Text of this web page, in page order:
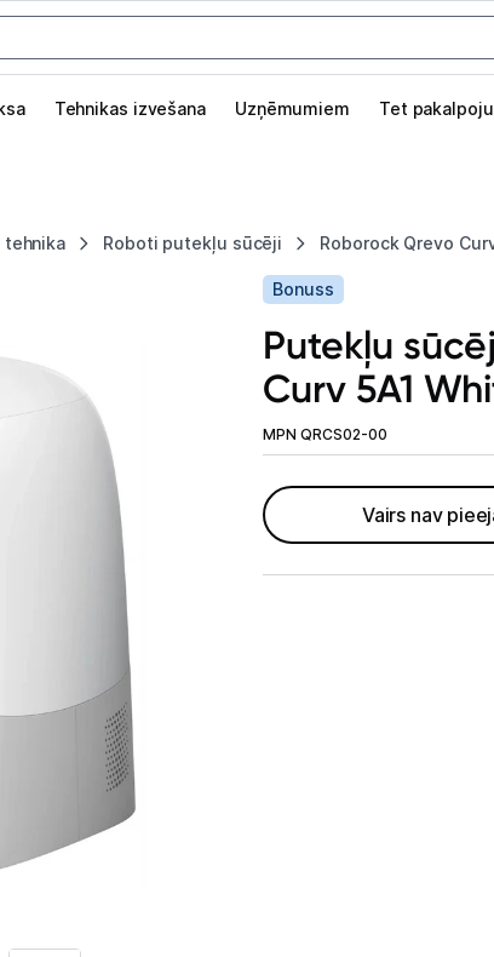
Tehnikas izvešana Uzņēmumiem Tet
tehnika Roboti putekļu sūcēji Roborock Qrevo
Pieslēgties
Izvēlies kāroto ierīci izdevīgāk!
TV un audio
Datortehnika
Telefoni, planšetdatori
Viedierīces
Sadzīves tehnika
Lielā tehnika
Iebūvējamā tehnika
Mazā tehnika
lapā.
Bonuss
Putekļu
Curv 5A1
MPN QRCS02-00
Vairs nav